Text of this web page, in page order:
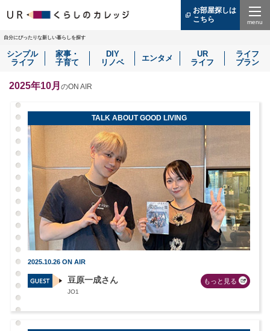
お部屋探しは
こちら
（別
ウ
ド
ウ
す）
自分にぴったりな新しい暮らしを探す
シンプル
ライフ
家事・
子育て
DIY
リノベ
エンタメ
UR
ライフ
ライフ
プラン
2025年10月 のON AIR
TALK ABOUT GOOD LIVING
2025.10.26 ON AIR
豆原一成さん
JO1
もっと見る